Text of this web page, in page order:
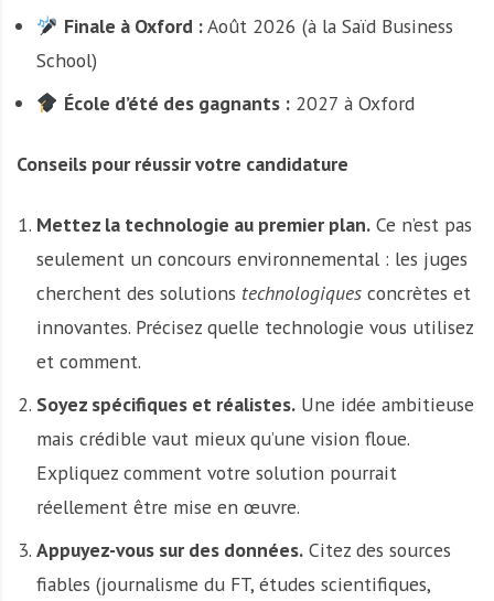
Finale à Oxford :Août 2026 (à la Saïd Business
School)
École d’été des gagnants :2027 à Oxford
Conseils pour réussir votre candidature
Mettez la technologie au premier plan.Ce n’est pas
seulement un concours environnemental : les juges
cherchent des solutions technologiquesconcrètes et
innovantes. Précisez quelle technologie vous utilisez
et comment.
Soyez spécifiques et réalistes.Une idée ambitieuse
mais crédible vaut mieux qu’une vision floue.
Expliquez comment votre solution pourrait
réellement être mise en œuvre.
Appuyez-vous sur des données.Citez des sources
fiables (journalisme du FT, études scientifiques,